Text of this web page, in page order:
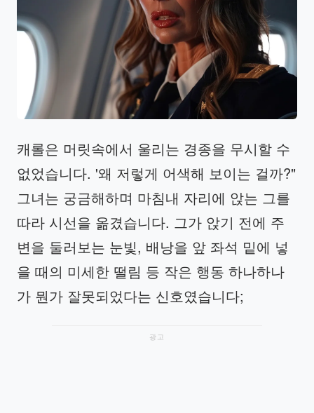
캐롤은 머릿속에서 울리는 경종을 무시할 수
없었습니다. '왜 저렇게 어색해 보이는 걸까?"
그녀는 궁금해하며 마침내 자리에 앉는 그를
따라 시선을 옮겼습니다. 그가 앉기 전에 주
변을 둘러보는 눈빛, 배낭을 앞 좌석 밑에 넣
을 때의 미세한 떨림 등 작은 행동 하나하나
가 뭔가 잘못되었다는 신호였습니다;
광고